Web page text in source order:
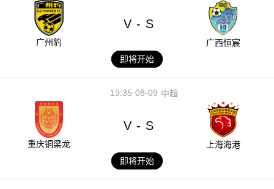
广州豹
V - S
广西恒宸
即将开始
08-09
19:35 中超
重庆铜梁龙
V - S
上海海港
即将开始